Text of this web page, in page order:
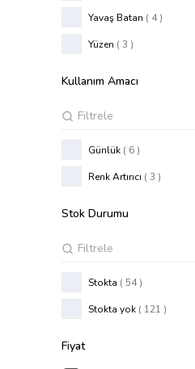
Yavaş Batan ( 4 )
Yüzen ( 3 )
Kullanım Amacı
Günlük ( 6 )
Renk Artırıcı ( 3 )
Stok Durumu
Stokta ( 54 )
Stokta yok ( 121 )
Fiyat